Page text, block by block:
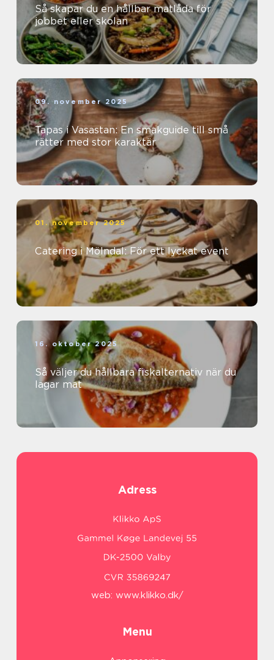
Så skapar du en hållbar matlåda för
jobbet eller skolan
09. november 2025
Tapas i Vasastan: En smakguide till små
rätter med stor karaktär
01. november 2025
Catering i Mölndal: För ett lyckat event
16. oktober 2025
Så väljer du hållbara fiskalternativ när du
lagar mat
Adress
web: www.klikko.dk/
Menu